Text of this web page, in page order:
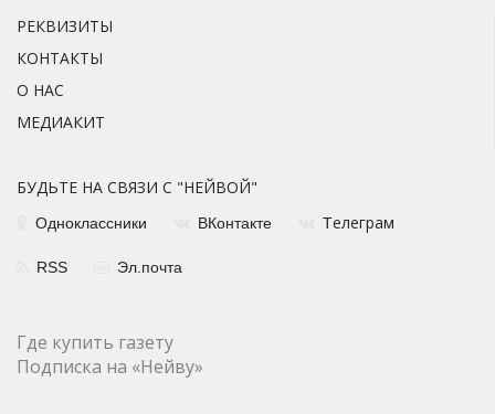
РЕКВИЗИТЫ
КОНТАКТЫ
О НАС
МЕДИАКИТ
БУДЬТЕ НА СВЯЗИ С "НЕЙВОЙ"
Одноклассники ВКонтакте Телеграм
RSS Эл.почта
Где купить газету
Подписка на «Нейву»